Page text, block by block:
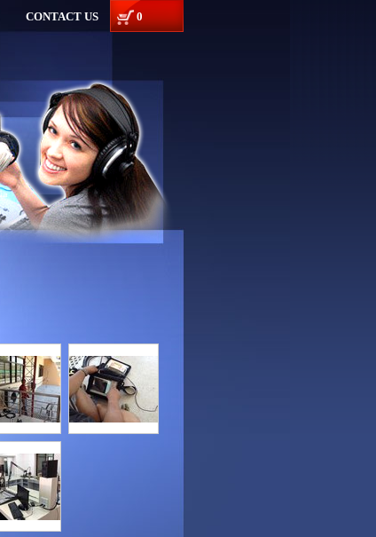
CONTACT US 0